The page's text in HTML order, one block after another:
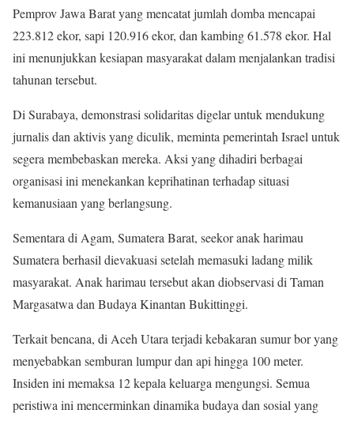
Pemprov Jawa Barat yang mencatat jumlah domba mencapai
223.812 ekor, sapi 120.916 ekor, dan kambing 61.578 ekor. Hal
ini menunjukkan kesiapan masyarakat dalam menjalankan tradisi
tahunan tersebut.
Di Surabaya, demonstrasi solidaritas digelar untuk mendukung
jurnalis dan aktivis yang diculik, meminta pemerintah Israel untuk
segera membebaskan mereka. Aksi yang dihadiri berbagai
organisasi ini menekankan keprihatinan terhadap situasi
kemanusiaan yang berlangsung.
Sementara di Agam, Sumatera Barat, seekor anak harimau
Sumatera berhasil dievakuasi setelah memasuki ladang milik
masyarakat. Anak harimau tersebut akan diobservasi di Taman
Margasatwa dan Budaya Kinantan Bukittinggi.
Terkait bencana, di Aceh Utara terjadi kebakaran sumur bor yang
menyebabkan semburan lumpur dan api hingga 100 meter.
Insiden ini memaksa 12 kepala keluarga mengungsi. Semua
peristiwa ini mencerminkan dinamika budaya dan sosial yang